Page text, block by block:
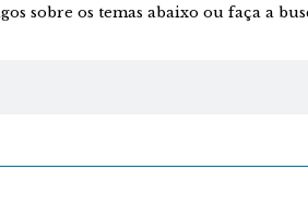
sobre os temas abaixo ou faça a